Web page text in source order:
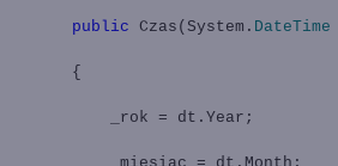
public Czas(System. DateTime
{
_rok = dt.Year;